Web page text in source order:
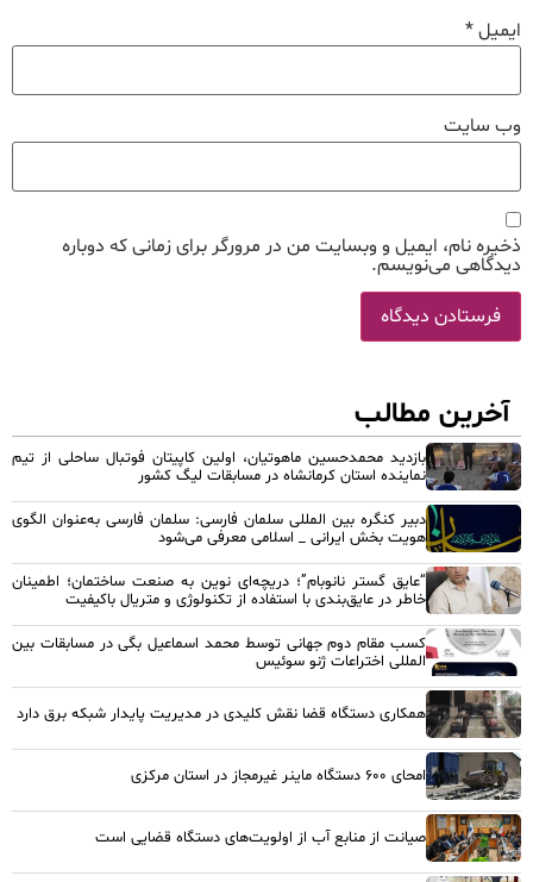
ایمیل*
وب‌ سایت
ذخیره نام، ایمیل و وبسایت من در مرورگر برای زمانی که دوباره
دیدگاهی می‌نویسم.
آخرین مطالب
بازدید محمدحسین ماهوتیان، اولین کاپیتان فوتبال ساحلی از تیم
نماینده استان کرمانشاه در مسابقات لیگ کشور
دبیر کنگره بین المللی سلمان فارسی: سلمان فارسی به‌عنوان الگوی
هویت بخش ایرانی _ اسلامی معرفی می‌شود
“عایق گستر نانوبام”؛ دریچه‌ای نوین به صنعت ساختمان؛ اطمینان
خاطر در عایق‌بندی با استفاده از تکنولوژی و متریال باکیفیت
کسب مقام دوم جهانی توسط محمد اسماعیل بگی در مسابقات بین
المللی اختراعات ژنو سوئیس
همکاری دستگاه قضا نقش کلیدی در مدیریت پایدار شبکه برق دارد
امحای ۶۰۰ دستگاه ماینر غیرمجاز در استان مرکزی
صیانت از منابع آب از اولویت‌های دستگاه قضایی است